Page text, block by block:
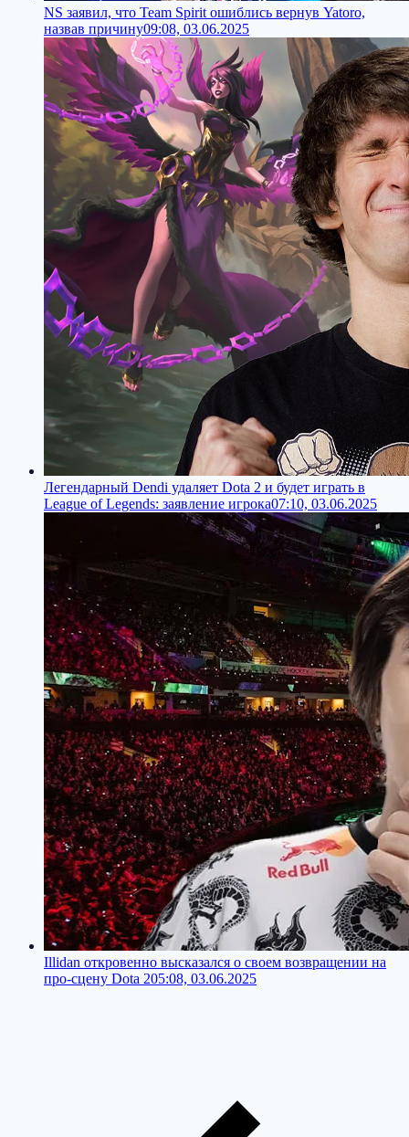
NS заявил, что Team Spirit ошиблись вернув Yatoro,
назвав причину09:08, 03.06.2025
Легендарный Dendi удаляет Dota 2 и будет играть в
League of Legends: заявление игрока07:10, 03.06.2025
Illidan откровенно высказался о своем возвращении на
про-сцену Dota 205:08, 03.06.2025